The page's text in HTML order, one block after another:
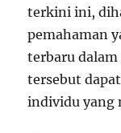
terkini ini,
pemahaman
terbaru
tersebut
individu yang